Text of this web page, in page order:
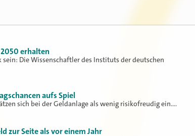
erhalten
sein: Die Wissenschaftler des Instituts der deutschen
aufs Spiel
sich bei der Geldanlage als wenig risikofreudig ein.…
zur Seite als vor einem Jahr